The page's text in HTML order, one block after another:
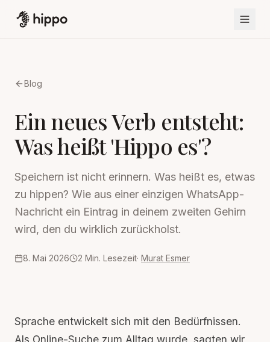
Blog
Ein neues Verb entsteht:
Was heißt 'Hippo es'?
Speichern ist nicht erinnern. Was heißt es, etwas
zu hippen? Wie aus einer einzigen WhatsApp-
Nachricht ein Eintrag in deinem zweiten Gehirn
wird, den du wirklich zurückholst.
8. Mai 2026 2 Min. Lesezeit· Murat Esmer
Sprache entwickelt sich mit den Bedürfnissen.
Als Online-Suche zum Alltag wurde, sagten wir